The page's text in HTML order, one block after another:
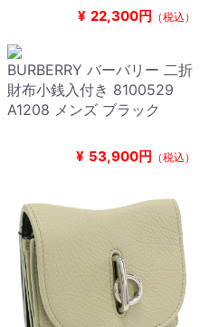
¥ 22,300円 （税込）
BURBERRY バーバリー 二折
財布小銭入付き 8100529
A1208 メンズ ブラック
¥ 53,900円 （税込）